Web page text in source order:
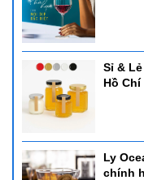
Sỉ &
Hồ
Ly
chính